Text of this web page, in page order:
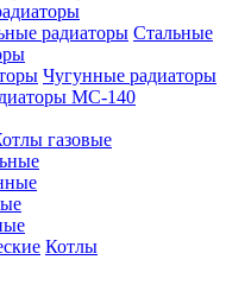
Стальные
Чугунные радиаторы
МС-140
газовые
Котлы